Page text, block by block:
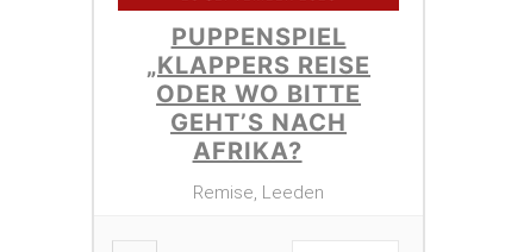
PUPPENSPIEL
„KLAPPERS REISE
ODER WO BITTE
GEHT’S NACH
AFRIKA?
Remise, Leeden